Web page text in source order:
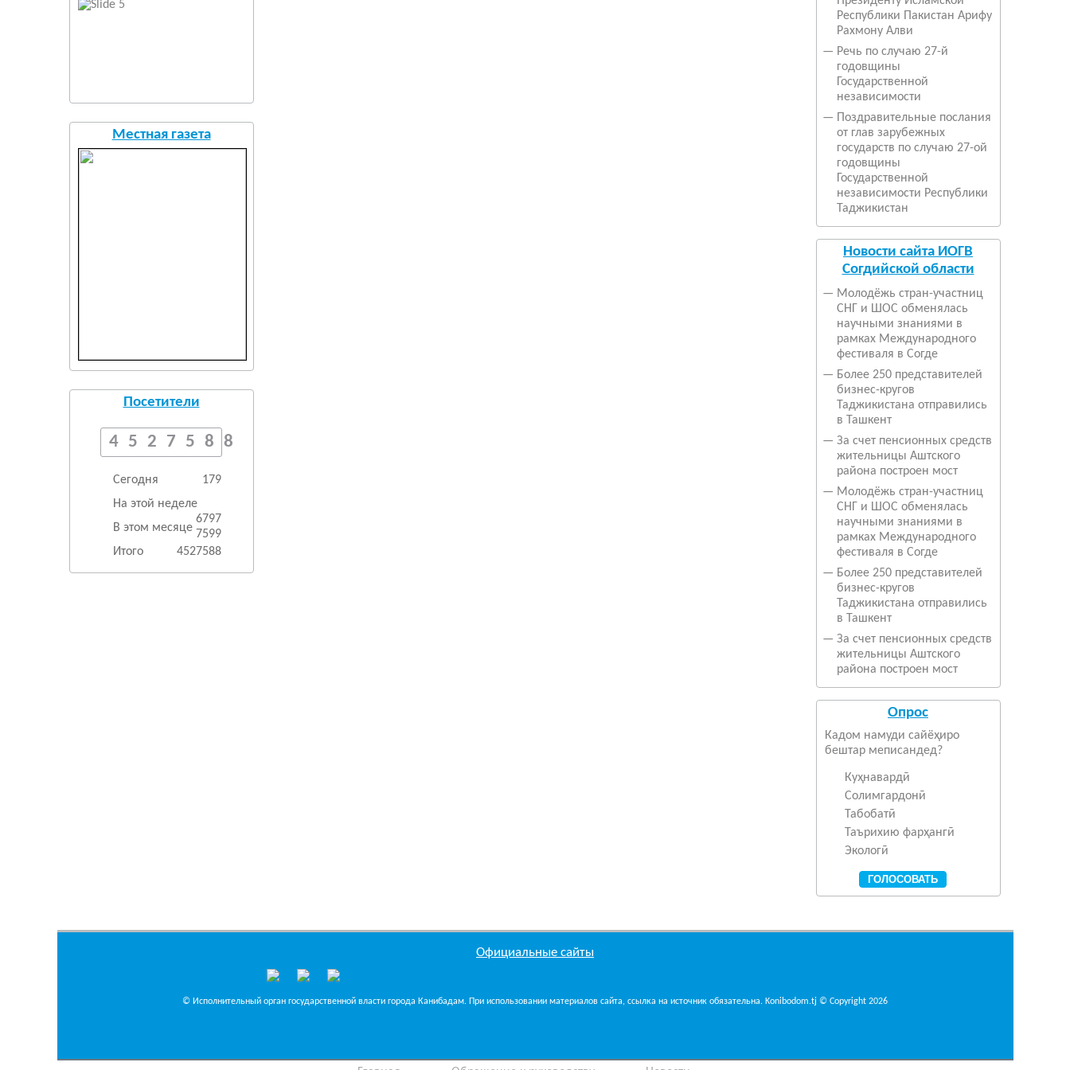
Местная газета
Посетители
4527588
Сегодня
179
На этой неделе
6797
В этом месяце 7599
Итого
4527588
Республики Пакистан Арифу
Рахмону Алви
— Речь по случаю 27-й
годовщины
Государственной
независимости
—
Поздравительные послания
от глав зарубежных
государств по случаю 27-ой
годовщины
Государственной
независимости Республики
Таджикистан
Новости сайта ИОГВ
Согдийской области
— Молодёжь стран-участниц
СНГ и ШОС обменялась
научными знаниями в
рамках Международного
фестиваля в Согде
— Более 250 представителей
бизнес-кругов
Таджикистана отправились
в Ташкент
— За счет пенсионных средств
жительницы Аштского
района построен мост
— Молодёжь стран-участниц
СНГ и ШОС обменялась
научными знаниями в
рамках Международного
фестиваля в Согде
— Более 250 представителей
бизнес-кругов
Таджикистана отправились
в Ташкент
— За счет пенсионных средств
жительницы Аштского
района построен мост
Опрос
Кадом намуди сайёҳиро
бештар меписандед?
Куҳнавардӣ
Солимгардонӣ
Табобатӣ
Таърихию фарҳангӣ
Экологӣ
Официальные сайты
© Исполнительный орган государственной власти города Канибадам. При использовании материалов сайта, ссылка на источник обязательна. Konibodom.tj © Copyright 2026